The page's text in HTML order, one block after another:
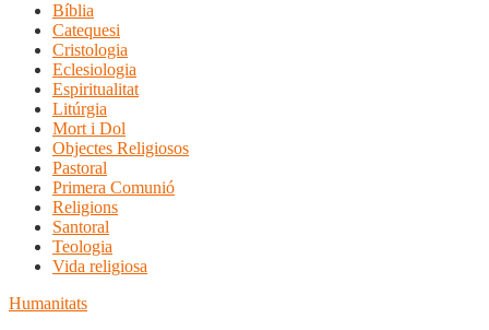
Bíblia
Catequesi
Cristologia
Eclesiologia
Espiritualitat
Litúrgia
Mort i Dol
Objectes Religiosos
Pastoral
Primera Comunió
Religions
Santoral
Teologia
Vida religiosa
Humanitats